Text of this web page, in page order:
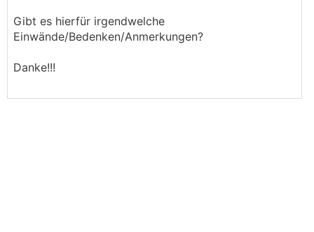
Gibt es hierfür irgendwelche
Einwände/Bedenken/Anmerkungen?
Danke!!!